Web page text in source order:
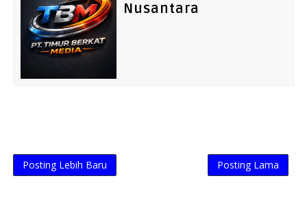
Nusantara
Posting Lebih Baru Posting Lama